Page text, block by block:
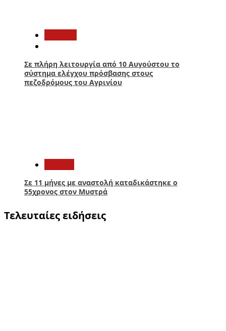
Σε πλήρη λειτουργία από 10 Αυγούστου το
σύστημα ελέγχου πρόσβασης στους
πεζοδρόμους του Αγρινίου
Σε 11 μήνες με αναστολή καταδικάστηκε ο
55χρονος στον Μυστρά
Τελευταίες ειδήσεις